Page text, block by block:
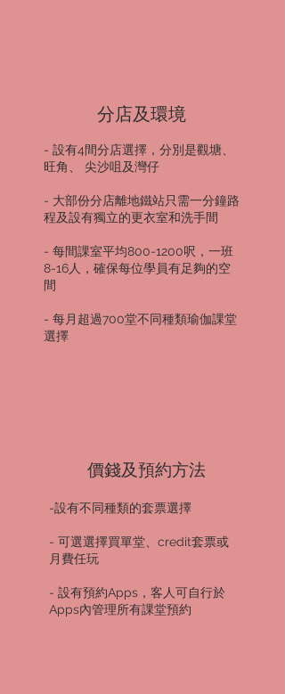
分店及環境
- 設有4間分店選擇，分別是觀塘、
旺角、 尖沙咀及灣仔
- 大部份分店離地鐵站只需一分鐘路
程及設有獨立的更衣室和洗手間
- 每間課室平均800-1200呎，一班
8-16人，確保每位學員有足夠的空
間
- 每月超過700堂不同種類瑜伽課堂
選擇
​價錢及預約方法
-設有不同種類的套票選擇
- 可選選擇買單堂、credit套票或
月費任玩
- 設有預約Apps，客人可自行於
Apps內管理所有課堂預約